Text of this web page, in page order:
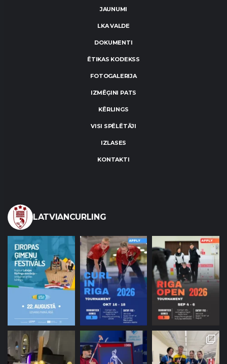
JAUNUMI
LKA VALDE
DOKUMENTI
ĒTIKAS KODEKSS
FOTOGALERIJA
IZMĒĢINI PATS
KĒRLINGS
VISI SPĒLĒTĀJI
IZLASES
KONTAKTI
LATVIANCURLING